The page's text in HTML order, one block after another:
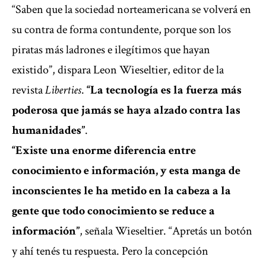
“Saben que la sociedad norteamericana se volverá en
su contra de forma contundente, porque son los
piratas más ladrones e ilegítimos que hayan
existido”, dispara Leon Wieseltier, editor de la
revistaLiberties.“La tecnología es la fuerza más
poderosa que jamás se haya alzado contra las
humanidades”.
“Existe una enorme diferencia entre
conocimiento e información, y esta manga de
inconscientes le ha metido en la cabeza a la
gente que todo conocimiento se reduce a
información”, señala Wieseltier. “Apretás un botón
y ahí tenés tu respuesta. Pero la concepción